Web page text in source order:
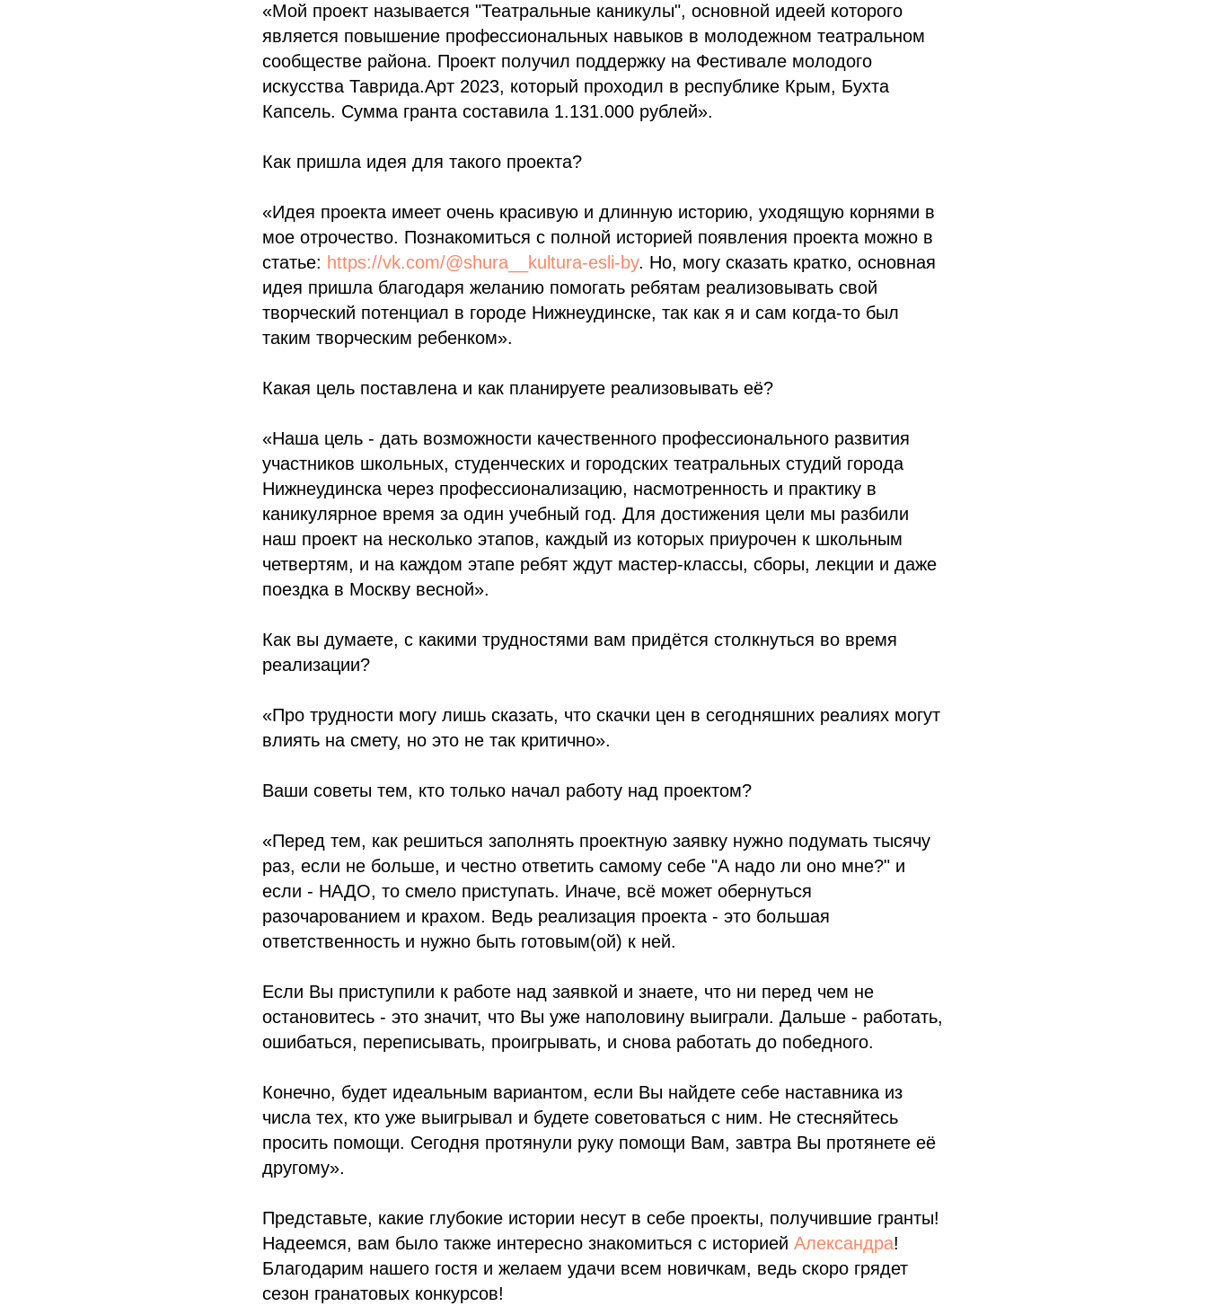
«Мой проект называется "Театральные каникулы", основной идеей которого
является повышение профессиональных навыков в молодежном театральном
сообществе района. Проект получил поддержку на Фестивале молодого
искусства Таврида.Арт 2023, который проходил в республике Крым, Бухта
Капсель. Сумма гранта составила 1.131.000 рублей».
Как пришла идея для такого проекта?
«Идея проекта имеет очень красивую и длинную историю, уходящую корнями в
мое отрочество. Познакомиться с полной историей появления проекта можно в
статье: https://vk.com/@shura__kultura-esli-by. Но, могу сказать кратко, основная
идея пришла благодаря желанию помогать ребятам реализовывать свой
творческий потенциал в городе Нижнеудинске, так как я и сам когда-то был
таким творческим ребенком».
Какая цель поставлена и как планируете реализовывать её?
«Наша цель - дать возможности качественного профессионального развития
участников школьных, студенческих и городских театральных студий города
Нижнеудинска через профессионализацию, насмотренность и практику в
каникулярное время за один учебный год. Для достижения цели мы разбили
наш проект на несколько этапов, каждый из которых приурочен к школьным
четвертям, и на каждом этапе ребят ждут мастер-классы, сборы, лекции и даже
поездка в Москву весной».
Как вы думаете, с какими трудностями вам придётся столкнуться во время
реализации?
«Про трудности могу лишь сказать, что скачки цен в сегодняшних реалиях могут
влиять на смету, но это не так критично».
Ваши советы тем, кто только начал работу над проектом?
«Перед тем, как решиться заполнять проектную заявку нужно подумать тысячу
раз, если не больше, и честно ответить самому себе "А надо ли оно мне?" и
если - НАДО, то смело приступать. Иначе, всё может обернуться
разочарованием и крахом. Ведь реализация проекта - это большая
ответственность и нужно быть готовым(ой) к ней.
Если Вы приступили к работе над заявкой и знаете, что ни перед чем не
остановитесь - это значит, что Вы уже наполовину выиграли. Дальше - работать,
ошибаться, переписывать, проигрывать, и снова работать до победного.
Конечно, будет идеальным вариантом, если Вы найдете себе наставника из
числа тех, кто уже выигрывал и будете советоваться с ним. Не стесняйтесь
просить помощи. Сегодня протянули руку помощи Вам, завтра Вы протянете её
другому».
Представьте, какие глубокие истории несут в себе проекты, получившие гранты!
Надеемся, вам было также интересно знакомиться с историей Александра!
Благодарим нашего гостя и желаем удачи всем новичкам, ведь скоро грядет
сезон гранатовых конкурсов!